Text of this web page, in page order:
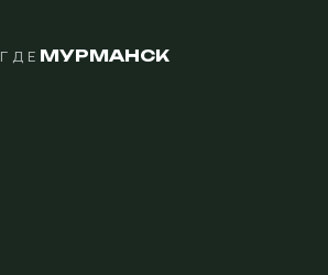
ГДЕ МУРМАНСК